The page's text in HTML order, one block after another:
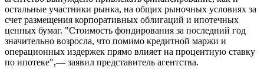
остальные участники рынка, на общих рыночных условиях за
счет размещения корпоративных облигаций и ипотечных
ценных бумаг. "Стоимость фондирования за последний год
значительно возросла, что помимо кредитной маржи и
операционных издержек прямо влияет на процентную ставку
по ипотеке",— заявил представитель агентства.